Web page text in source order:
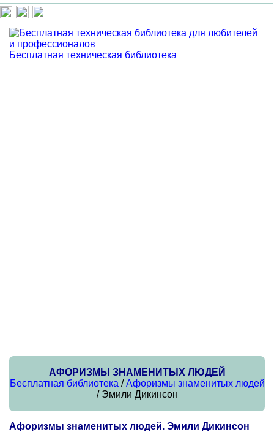
Бесплатная техническая библиотека
АФОРИЗМЫ ЗНАМЕНИТЫХ ЛЮДЕЙ
Бесплатная библиотека /Афоризмы знаменитых людей
/ Эмили Дикинсон
Афоризмы знаменитых людей. Эмили Дикинсон